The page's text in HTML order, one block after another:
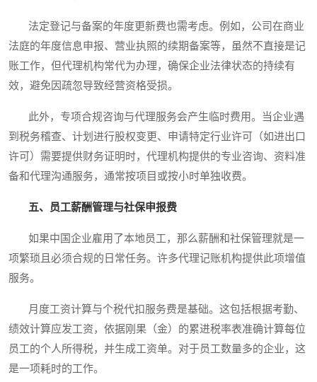
法定登记与备案的年度更新费也需考虑。例如，公司在商业
法庭的年度信息申报、营业执照的续期备案等，虽然不直接是记
账工作，但代理机构常代为办理，确保企业法律状态的持续有
效，避免因疏忽导致经营资格受损。
此外，专项合规咨询与代理服务会产生临时费用。当企业遇
到税务稽查、计划进行股权变更、申请特定行业许可（如进出口
许可）需要提供财务证明时，代理机构提供的专业咨询、资料准
备和代理沟通服务，通常按项目或按小时单独收费。
五、员工薪酬管理与社保申报费
如果中国企业雇用了本地员工，那么薪酬和社保管理就是一
项繁琐且必须合规的日常任务。许多代理记账机构提供此项增值
服务。
月度工资计算与个税代扣服务费是基础。这包括根据考勤、
绩效计算应发工资，依据刚果（金）的累进税率表准确计算每位
员工的个人所得税，并生成工资单。对于员工数量多的企业，这
是一项耗时的工作。